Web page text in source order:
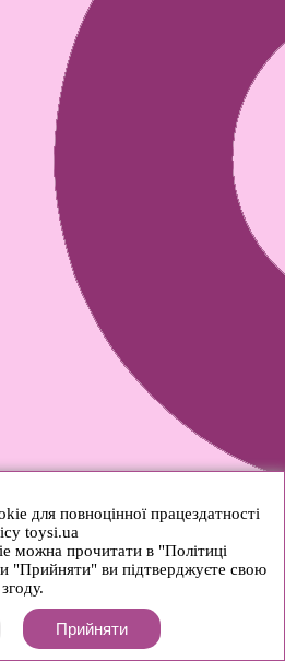
для повноцінної працездатності
toysi.ua
можна прочитати в "Політиці
"Прийняти" ви підтверджуєте свою
згоду.
Прийняти